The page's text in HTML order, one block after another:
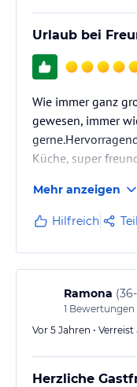
Urlaub bei
Wie immer ganz
gewesen, immer
Küche, super
ein Wiedersehen.
Mehr anzeigen
Hilfreich
Ramona (
1 Bewertungen
Vor 5 Jahren •
Herzliche